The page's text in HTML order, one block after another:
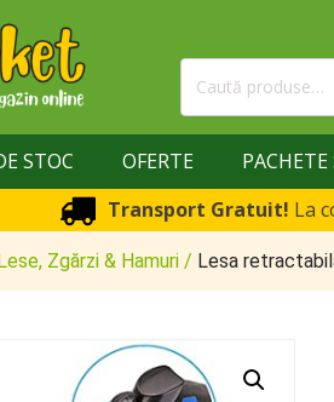
Caută
STOC OFERTE PACHETE
Transport Gratuit! La
Zgărzi & Hamuri / Lesa